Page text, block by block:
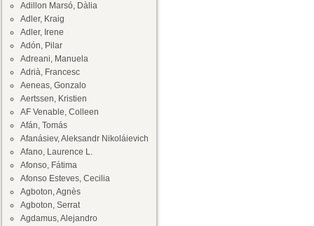
Adillon Marsó, Dàlia
Adler, Kraig
Adler, Irene
Adón, Pilar
Adreani, Manuela
Adrià, Francesc
Aeneas, Gonzalo
Aertssen, Kristien
AF Venable, Colleen
Afán, Tomás
Afanásiev, Aleksandr Nikoláievich
Afano, Laurence L.
Afonso, Fátima
Afonso Esteves, Cecilia
Agboton, Agnès
Agboton, Serrat
Agdamus, Alejandro